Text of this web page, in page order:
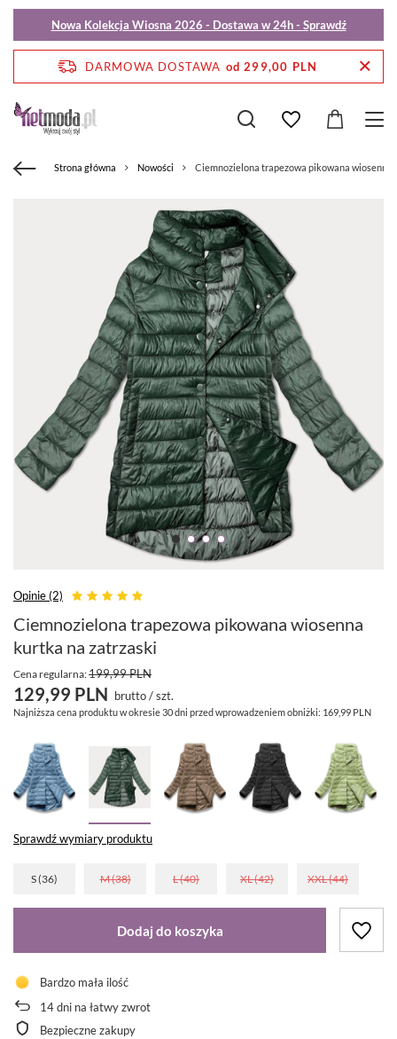
Nowa Kolekcja Wiosna 2026 - Dostawa w 24h - Sprawdź
DARMOWA DOSTAWA od 299,00 PLN
Strona główna Nowości Ciemnozielona trapezowa pikowana wiosenna
Opinie (2)
Ciemnozielona trapezowa pikowana wiosenna
kurtka na zatrzaski
Cena regularna:199,99 PLN
129,99 PLN brutto/szt.
Najniższa cena produktu w okresie 30 dni przed wprowadzeniem obniżki: 169,99 PLN
Sprawdź wymiary produktu
S (36) M (38) L (40) XL (42) XXL (44)
Dodaj do koszyka
Bardzo mała ilość
14dni na łatwy zwrot
Bezpieczne zakupy